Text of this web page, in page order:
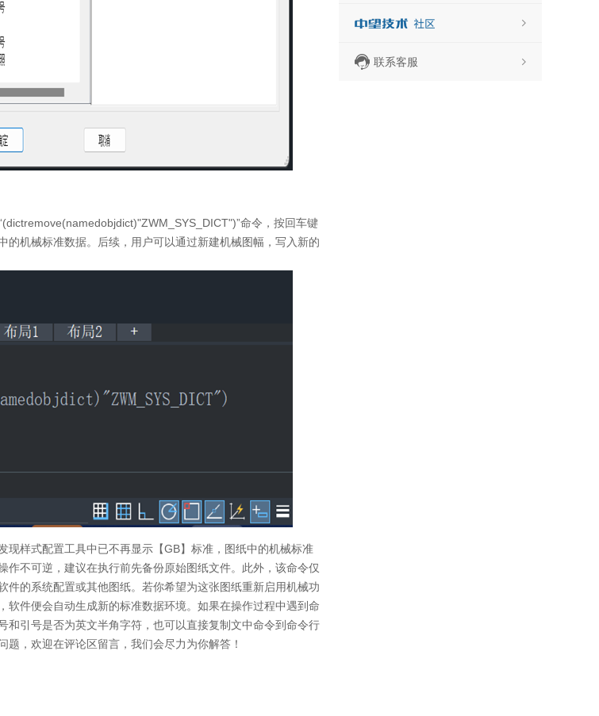
命令，按回车键
的机械标准数据。后续，用户可以通过新建机械图幅，写入新的
现样式配置工具中已不再显示【GB】标准，图纸中的机械标准
作不可逆，建议在执行前先备份原始图纸文件。此外，该命令仅
件的系统配置或其他图纸。若你希望为这张图纸重新启用机械功
软件便会自动生成新的标准数据环境。如果在操作过程中遇到命
和引号是否为英文半角字符，也可以直接复制文中命令到命令行
，欢迎在评论区留言，我们会尽力为你解答！
联系客服